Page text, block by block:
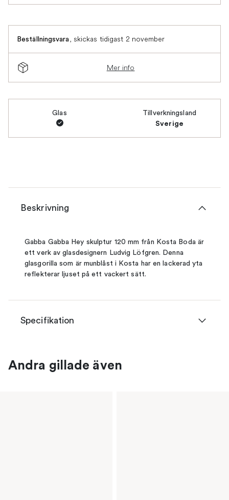
Beställningsvara, skickas tidigast 2 november
Mer info
Glas Tillverkningsland
Sverige
Beskrivning
Gabba Gabba Hey skulptur 120 mm från Kosta Boda är
ett verk av glasdesignern Ludvig Löfgren. Denna
glasgorilla som är munblåst i Kosta har en lackerad yta
reflekterar ljuset på ett vackert sätt.
Specifikation
Andra gillade även